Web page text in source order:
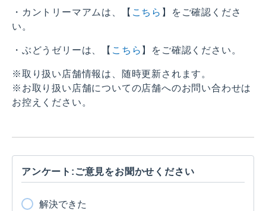
・カントリーマアムは、【 こちら 】をご確認くださ
い。
・ぶどうゼリーは、【 こちら 】をご確認ください。
※取り扱い店舗情報は、随時更新されます。
※お取り扱い店舗についての店舗へのお問い合わせは
お控えください。
アンケート:ご意見をお聞かせください
解決できた